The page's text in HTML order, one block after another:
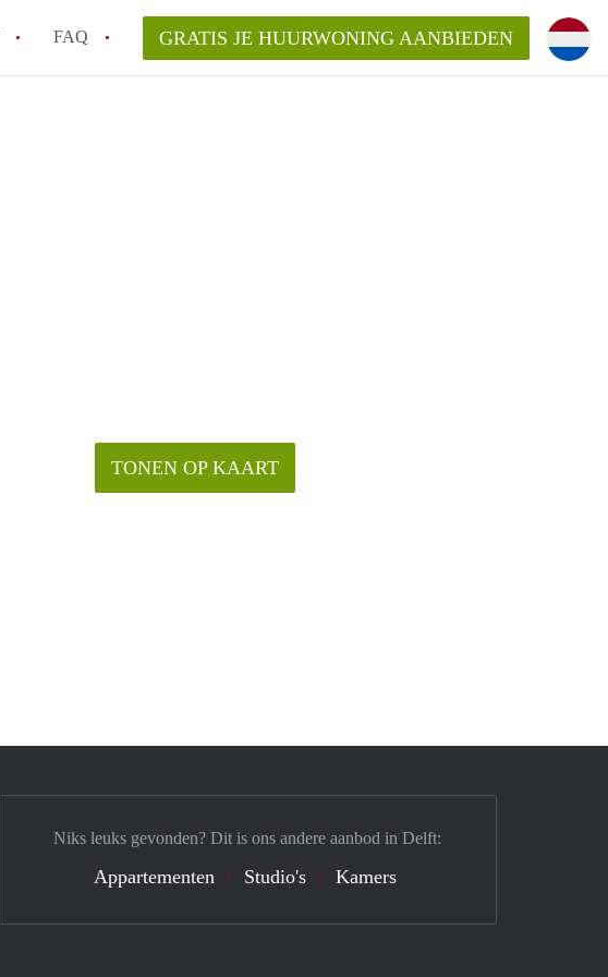
FAQ GRATIS JE HUURWONING AANBIEDEN
TONEN OP KAART
Niks leuks gevonden? Dit is ons andere aanbod in Delft:
Appartementen Studio's Kamers